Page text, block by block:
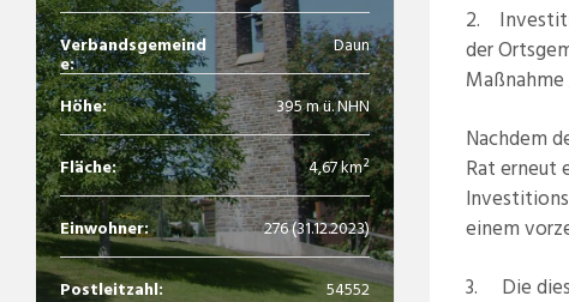
Verbandsgemeind
e:
Daun
Höhe: 395 m ü. NHN
Fläche: 4,67 km²
Einwohner: 276 (31.12.2023)
Postleitzahl: 54552
2.
der
Maßnahme
Nachdem
Rat erneut
einem
3. Die